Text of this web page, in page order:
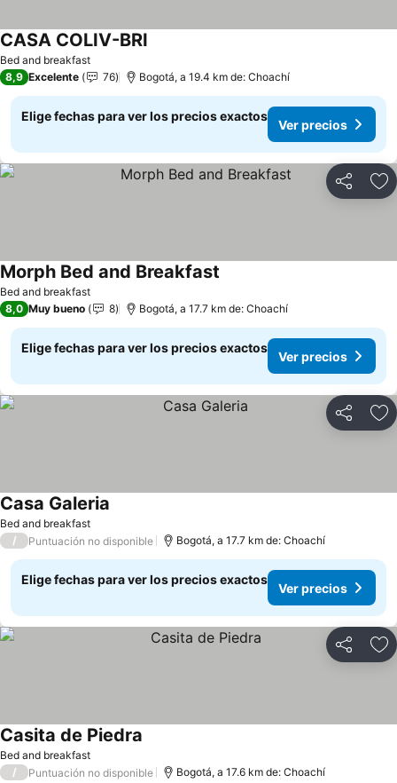
Bed and breakfast
CASA COLIV-BRI
8,9 Excelente 76 Bogotá, a 19.4 km de: Choachí
Elige fechas para ver los precios exactos
Ver precios
Compartir
Bed and breakfast
Morph Bed and Breakfast
8,0 Muy bueno 8 Bogotá, a 17.7 km de: Choachí
Elige fechas para ver los precios exactos
Ver precios
Compartir
Bed and breakfast
Casa Galeria
/ Puntuación no disponible Bogotá, a 17.7 km de: Choachí
Elige fechas para ver los precios exactos
Ver precios
Compartir
Bed and breakfast
Casita de Piedra
/ Puntuación no disponible Bogotá, a 17.6 km de: Choachí